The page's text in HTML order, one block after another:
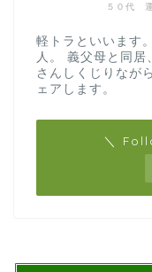
５０代
軽トラといいます
人。 義父母と同居
さんしくじりなが
ェアします。
＼